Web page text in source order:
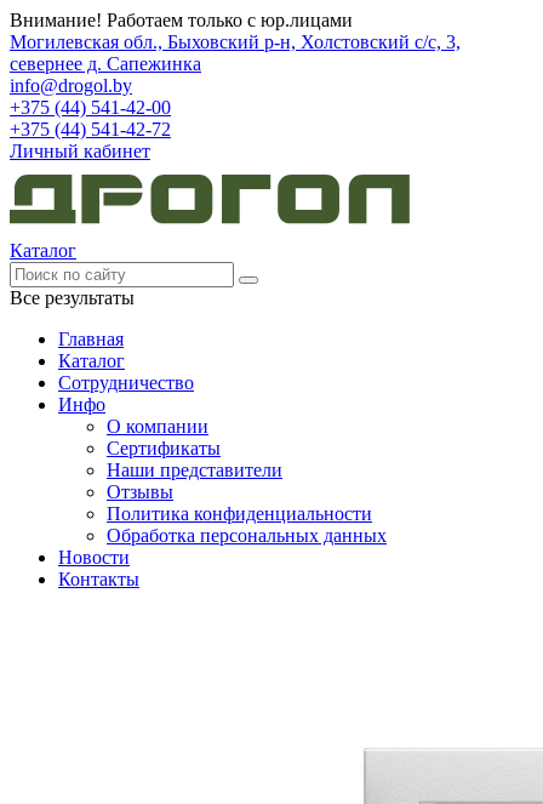
Внимание! Работаем только с юр.лицами
Могилевская обл., Быховский р-н, Холстовский с/с, 3,
севернее д. Сапежинка
info@drogol.by
+375 (44) 541-42-00
+375 (44) 541-42-72
Личный кабинет
Каталог
Все результаты
Главная
Каталог
Сотрудничество
Инфо
О компании
Сертификаты
Наши представители
Отзывы
Политика конфиденциальности
Обработка персональных данных
Новости
Контакты